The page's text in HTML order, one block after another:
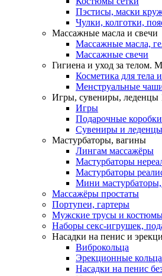
Пэстисы, маски
Чулки, колготки,
Массажные масла и свечи
Массажные масла,
Массажные свечи
Гигиена и уход за телом.
Косметика для тела
Менструальные
Игры, сувениры, леденцы
Игры
Подарочные
Сувениры и леденцы
Мастурбаторы, вагины
Лингам массажёры
Мастурбаторы
Мастурбаторы
Мини мастурбаторы,
Массажёры простаты
Портупеи, гартеры
Мужские трусы и
Наборы секс-игрушек,
Насадки на пенис и
Виброкольца
Эрекционные
Насадки на пенис